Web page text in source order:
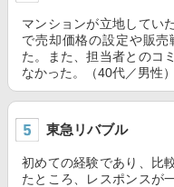
マンションが立地してい
で売却価格の設定や販
た。また、担当者とのコ
なかった。（40代／男性）
東急リバブル
初めての経験であり、比
たところ、レスポンスが